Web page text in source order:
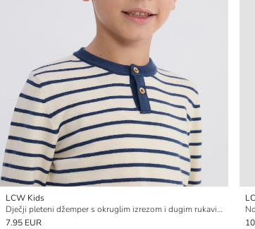
LCW Kids
Dječji pleteni džemper s okruglim izrezom i dugim rukavima
7.95 EUR